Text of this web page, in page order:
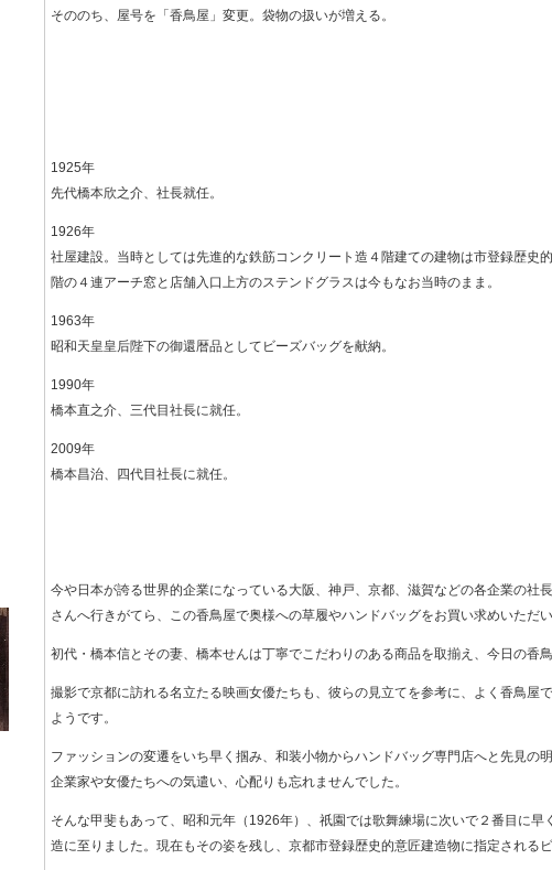
そののち、屋号を「香鳥屋」変更。袋物の扱いが増える。
1925年
先代橋本欣之介、社長就任。
1926年
社屋建設。当時としては先進的な鉄筋コンクリート造４階建ての建物は市登録歴史
階の４連アーチ窓と店舗入口上方のステンドグラスは今もなお当時のまま。
1963年
昭和天皇皇后陛下の御還暦品としてビーズバッグを献納。
1990年
橋本直之介、三代目社長に就任。
2009年
橋本昌治、四代目社長に就任。
今や日本が誇る世界的企業になっている大阪、神戸、京都、滋賀などの各企業の社
さんへ行きがてら、この香鳥屋で奥様への草履やハンドバッグをお買い求めいただい
初代・橋本信とその妻、橋本せんは丁寧でこだわりのある商品を取揃え、今日の香
撮影で京都に訪れる名立たる映画女優たちも、彼らの見立てを参考に、よく香鳥屋
ようです。
ファッションの変遷をいち早く掴み、和装小物からハンドバッグ専門店へと先見の
企業家や女優たちへの気遣い、心配りも忘れませんでした。
そんな甲斐もあって、昭和元年（1926年）、祇園では歌舞練場に次いで２番目に早
造に至りました。現在もその姿を残し、京都市登録歴史的意匠建造物に指定されるビ